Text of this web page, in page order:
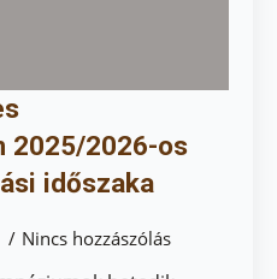
2025/2026-os
időszaka
Nincs hozzászólás